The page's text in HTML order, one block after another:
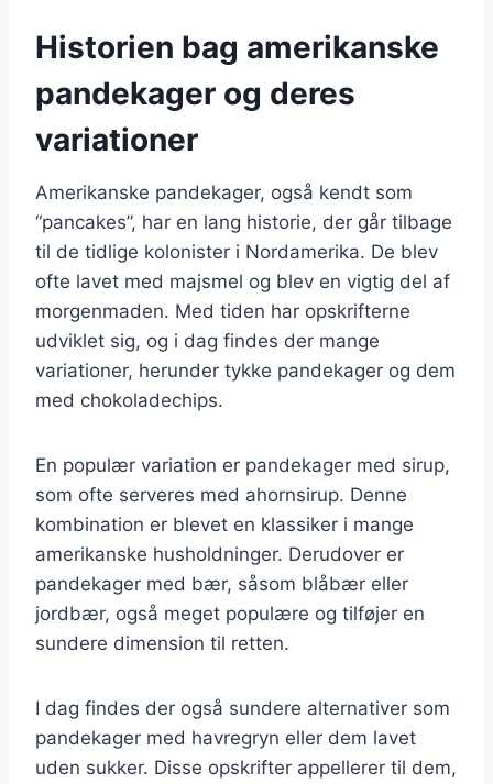
Historien bag amerikanske
pandekager og deres
variationer
Amerikanske pandekager, også kendt som
“pancakes”, har en lang historie, der går tilbage
til de tidlige kolonister i Nordamerika. De blev
ofte lavet med majsmel og blev en vigtig del af
morgenmaden. Med tiden har opskrifterne
udviklet sig, og i dag findes der mange
variationer, herunder tykke pandekager og dem
med chokoladechips.
En populær variation er pandekager med sirup,
som ofte serveres med ahornsirup. Denne
kombination er blevet en klassiker i mange
amerikanske husholdninger. Derudover er
pandekager med bær, såsom blåbær eller
jordbær, også meget populære og tilføjer en
sundere dimension til retten.
I dag findes der også sundere alternativer som
pandekager med havregryn eller dem lavet
uden sukker. Disse opskrifter appellerer til dem,